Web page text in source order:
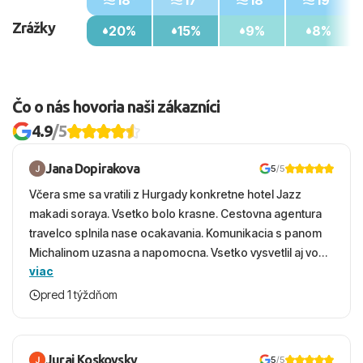
Zrážky
20%
15%
9%
8%
Čo o nás hovoria naši zákazníci
4.9/5
Jana Dopirakova 5/5
Včera sme sa vratili z Hurgady konkretne hotel Jazz
makadi soraya. Vsetko bolo krasne. Cestovna agentura
travelco splnila nase ocakavania. Komunikacia s panom
Michalinom uzasna a napomocna. Vsetko vysvetlil aj vo
vecernych hodinach zaco sa ospravedlnujem. Hotel
krasny, cisty. Sluzby top. Strava, prostredie, more,
viac
pred 1 týždňom
Juraj Koskovsky 5/5